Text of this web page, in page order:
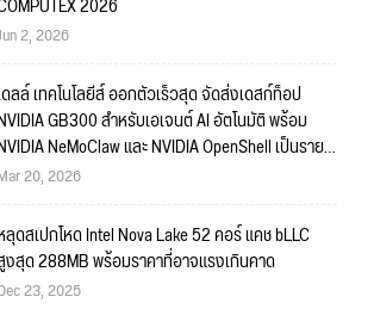
2, 2026
ลล์ เทคโนโลยีส์ ออกตัวเร็วสุด จัดส่งเดสก์ท็อป
GB300 สำหรับเอเจนต์ AI อัตโนมัติ พร้อม
NeMoClaw และ NVIDIA OpenShell เป็นราย
ก20, 2026
ดสเปกโหด Intel Nova Lake 52 คอร์ แคช bLLC
สุด 288MB พร้อมราคาที่อาจแรงเกินคาด
23, 2025